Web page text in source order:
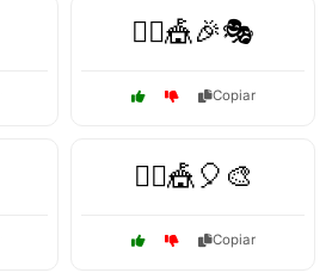
🤹‍♀️🎪🎉🎭
Copiar
🤹‍♂️🎪🎈🎨
Copiar